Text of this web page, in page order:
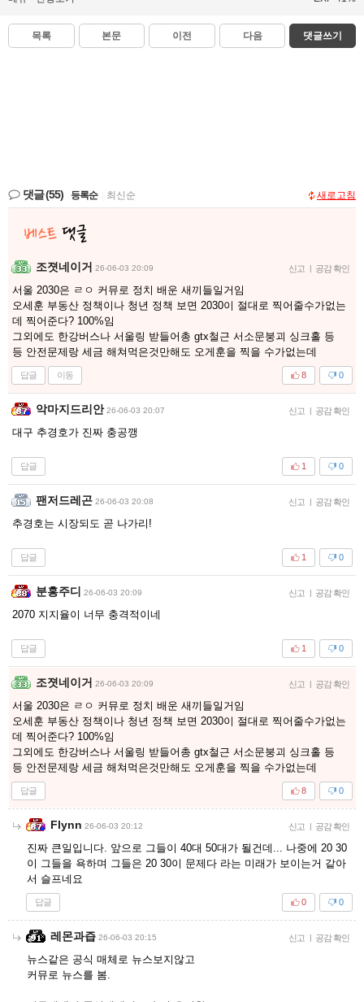
목록 본문 이전 다음 댓글쓰기
댓글(55) 등록순 최신순 새로고침
조졋네이거 26-06-03 20:09 신고 | 공감 확인
서울 2030은 ㄹㅇ 커뮤로 정치 배운 새끼들일거임
오세훈 부동산 정책이나 청년 정책 보면 2030이 절대로 찍어줄수가없는
데 찍어준다? 100%임
그외에도 한강버스나 서울링 받들어총 gtx철근 서소문붕괴 싱크홀 등
등 안전문제랑 세금 해쳐먹은것만해도 오게훈을 찍을 수가없는데
답글 이동 0
8
악마지드리안 26-06-03 20:07 신고 | 공감 확인
대구 추경호가 진짜 충공깽
답글 0
1
팬저드레곤 26-06-03 20:08 신고 | 공감 확인
추경호는 시장되도 곧 나가리!
답글 0
1
분홍주디 26-06-03 20:09 신고 | 공감 확인
2070 지지율이 너무 충격적이네
답글 0
1
조졋네이거 26-06-03 20:09 신고 | 공감 확인
서울 2030은 ㄹㅇ 커뮤로 정치 배운 새끼들일거임
오세훈 부동산 정책이나 청년 정책 보면 2030이 절대로 찍어줄수가없는
데 찍어준다? 100%임
그외에도 한강버스나 서울링 받들어총 gtx철근 서소문붕괴 싱크홀 등
등 안전문제랑 세금 해쳐먹은것만해도 오게훈을 찍을 수가없는데
답글 0
8
Flynn 26-06-03 20:12 신고 | 공감 확인
진짜 큰일입니다. 앞으로 그들이 40대 50대가 될건데... 나중에 20 30
이 그들을 욕하며 그들은 20 30이 문제다 라는 미래가 보이는거 같아
서 슬프네요
답글 0
0
레몬과즙 26-06-03 20:15 신고 | 공감 확인
뉴스같은 공식 매체로 뉴스보지않고
커뮤로 뉴스를 봄.